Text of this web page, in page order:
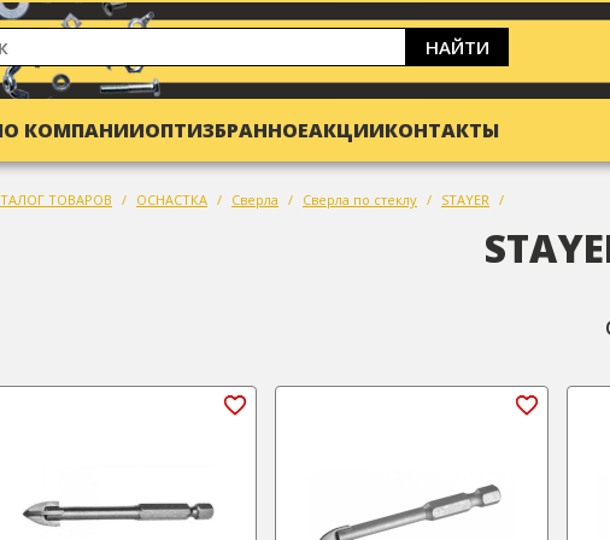
НАЙТИ
О КОМПАНИИОПТИЗБРАННОЕАКЦИИКОНТАКТЫ
ТОВАРОВ ОСНАСТКА Сверла Сверла по стеклу STAYER